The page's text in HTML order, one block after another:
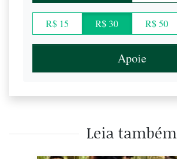
R$ 15 R$ 30 R$ 50
Apoie
Leia também